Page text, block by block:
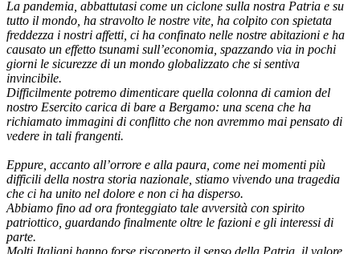
La pandemia, abbattutasi come un ciclone sulla nostra Patria e su
tutto il mondo, ha stravolto le nostre vite, ha colpito con spietata
freddezza i nostri affetti, ci ha confinato nelle nostre abitazioni e ha
causato un effetto tsunami sull’economia, spazzando via in pochi
giorni le sicurezze di un mondo globalizzato che si sentiva
invincibile.
Difficilmente potremo dimenticare quella colonna di camion del
nostro Esercito carica di bare a Bergamo: una scena che ha
richiamato immagini di conflitto che non avremmo mai pensato di
vedere in tali frangenti.
Eppure, accanto all’orrore e alla paura, come nei momenti più
difficili della nostra storia nazionale, stiamo vivendo una tragedia
che ci ha unito nel dolore e non ci ha disperso.
Abbiamo fino ad ora fronteggiato tale avversità con spirito
patriottico, guardando finalmente oltre le fazioni e gli interessi di
parte.
Molti Italiani hanno forse riscoperto il senso della Patria, il valore